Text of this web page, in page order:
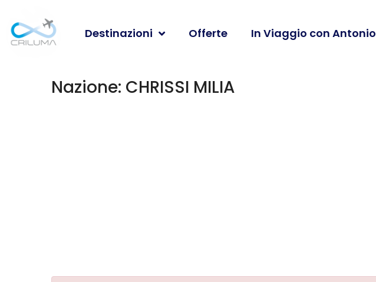
Destinazioni Offerte In Viaggio con Antonio
Nazione: CHRISSI MILIA